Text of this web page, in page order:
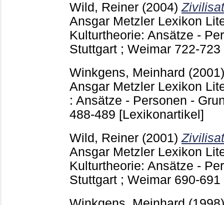
Wild, Reiner (2004)
Ansgar Metzler Lexikon
Kulturtheorie: Ansätze -
Stuttgart ; Weimar 722-723
Winkgens, Meinhard
Ansgar Metzler Lexikon
: Ansätze - Personen -
488-489 [Lexikonartikel]
Wild, Reiner (2001)
Ansgar Metzler Lexikon
Kulturtheorie: Ansätze -
Stuttgart ; Weimar 690-691